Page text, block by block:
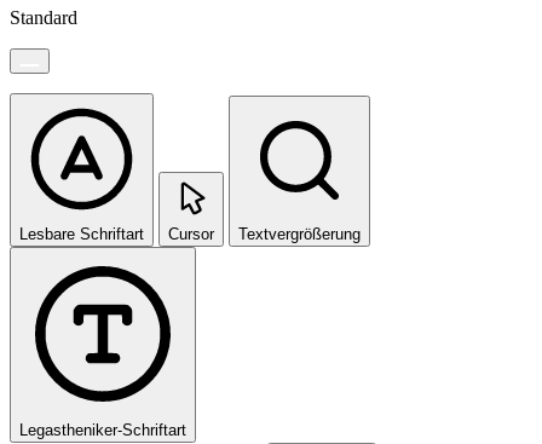
Standard
Lesbare Schriftart Cursor Textvergrößerung
Legastheniker-Schriftart